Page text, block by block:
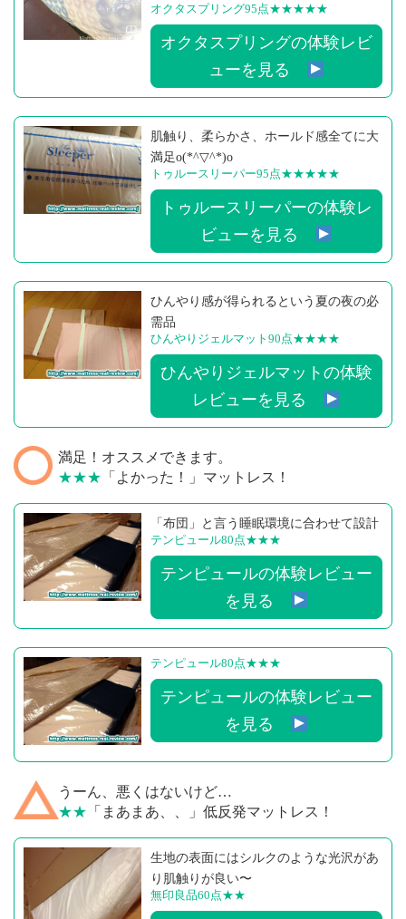
オクタスプリング95点★★★★★
オクタスプリングの体験レビ
ューを見る
肌触り、柔らかさ、ホールド感全てに大
満足o(*^▽^*)o
トゥルースリーパー95点★★★★★
トゥルースリーパーの体験レ
ビューを見る
ひんやり感が得られるという夏の夜の必
需品
ひんやりジェルマット90点★★★★
ひんやりジェルマットの体験
レビューを見る
満足！オススメできます。
★★★ 「よかった！」マットレス！
「布団」と言う睡眠環境に合わせて設計
テンピュール80点★★★
テンピュールの体験レビュー
を見る
テンピュール80点★★★
テンピュールの体験レビュー
を見る
うーん、悪くはないけど…
★★ 「まあまあ、、」低反発マットレス！
生地の表面にはシルクのような光沢があ
り肌触りが良い〜
無印良品60点★★